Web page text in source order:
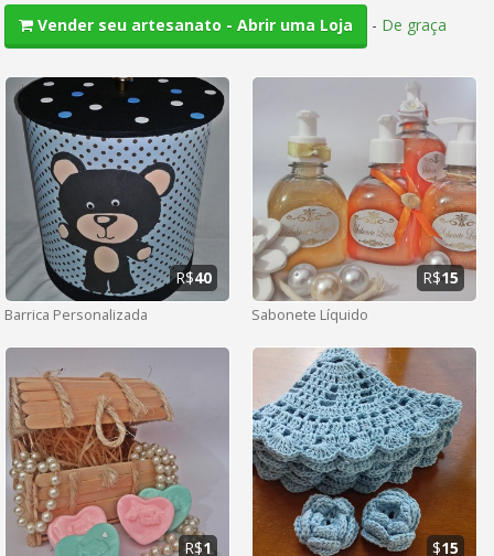
Vender seu artesanato - Abrir uma Loja - De graça
Barrica Personalizada
R$40
Sabonete Líquido
R$15
R$1 $15